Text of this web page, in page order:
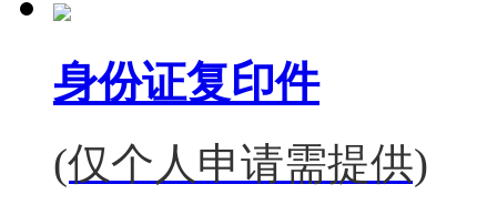
身份证复印件
(仅个人申请需提供)